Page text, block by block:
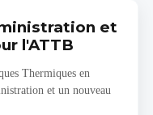
et
l'ATTB
Thermiques en
et un nouveau